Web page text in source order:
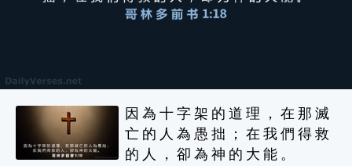
因 為 十 字 架 的 道 理 ， 在 那 滅
亡 的 人 為 愚 拙 ； 在 我 們 得 救
的 人 ， 卻 為 神 的 大 能 。